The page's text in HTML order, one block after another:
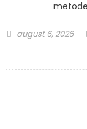
Posted
august 6, 2026